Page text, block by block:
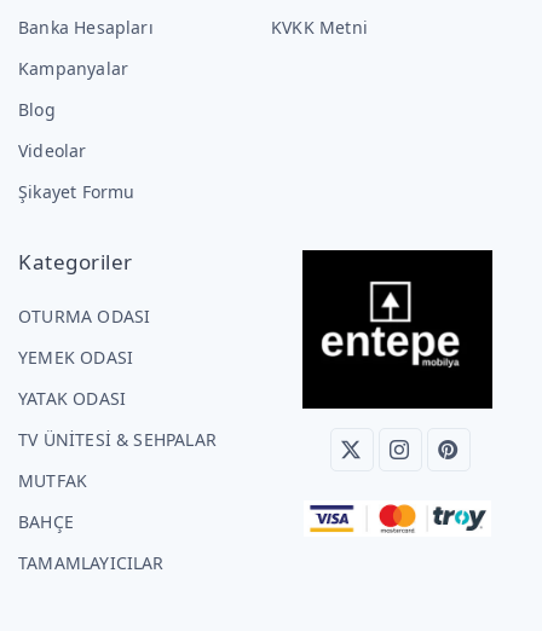
Banka Hesapları
Kampanyalar
Blog
Videolar
Şikayet Formu
KVKK Metni
Kategoriler
OTURMA ODASI
YEMEK ODASI
YATAK ODASI
TV ÜNİTESİ & SEHPALAR
MUTFAK
BAHÇE
TAMAMLAYICILAR